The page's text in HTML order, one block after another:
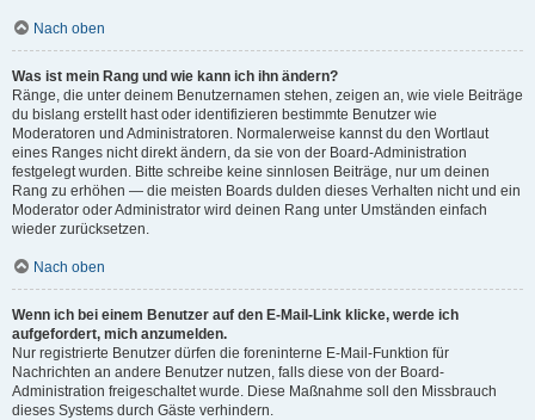
Nach oben
Was ist mein Rang und wie kann ich ihn ändern?
Ränge, die unter deinem Benutzernamen stehen, zeigen an, wie viele Beiträge
du bislang erstellt hast oder identifizieren bestimmte Benutzer wie
Moderatoren und Administratoren. Normalerweise kannst du den Wortlaut
eines Ranges nicht direkt ändern, da sie von der Board-Administration
festgelegt wurden. Bitte schreibe keine sinnlosen Beiträge, nur um deinen
Rang zu erhöhen — die meisten Boards dulden dieses Verhalten nicht und ein
Moderator oder Administrator wird deinen Rang unter Umständen einfach
wieder zurücksetzen.
Nach oben
Wenn ich bei einem Benutzer auf den E-Mail-Link klicke, werde ich
aufgefordert, mich anzumelden.
Nur registrierte Benutzer dürfen die foreninterne E-Mail-Funktion für
Nachrichten an andere Benutzer nutzen, falls diese von der Board-
Administration freigeschaltet wurde. Diese Maßnahme soll den Missbrauch
dieses Systems durch Gäste verhindern.